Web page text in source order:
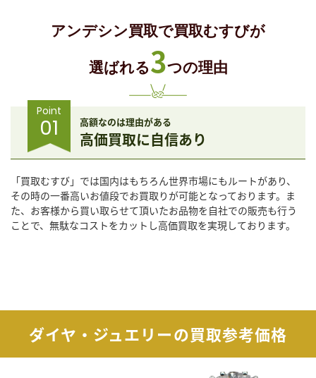
アンデシン買取で買取むすびが
選ばれる3つの理由
Point
01 高額なのは理由がある
高価買取に自信あり
「買取むすび」では国内はもちろん世界市場にもルートがあり、
その時の一番高いお値段でお買取りが可能となっております。ま
た、お客様から買い取らせて頂いたお品物を自社での販売も行う
ことで、無駄なコストをカットし高価買取を実現しております。
ダイヤ・ジュエリーの買取参考価格